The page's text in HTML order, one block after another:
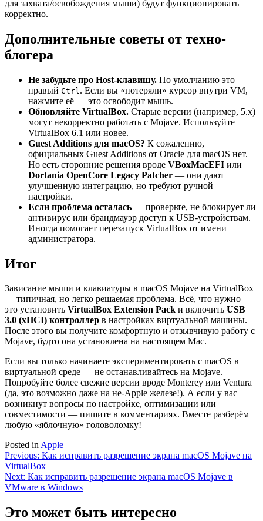
для захвата/освобождения мыши) будут функционировать
корректно.
Дополнительные советы от техно-
блогера
Не забудьте про Host-клавишу. По умолчанию это
правый Ctrl . Если вы «потеряли» курсор внутри VM,
нажмите её — это освободит мышь.
Обновляйте VirtualBox. Старые версии (например, 5.x)
могут некорректно работать с Mojave. Используйте
VirtualBox 6.1 или новее.
Guest Additions для macOS? К сожалению,
официальных Guest Additions от Oracle для macOS нет.
Но есть сторонние решения вроде VBoxMacEFI или
Dortania OpenCore Legacy Patcher — они дают
улучшенную интеграцию, но требуют ручной
настройки.
Если проблема осталась — проверьте, не блокирует ли
антивирус или брандмауэр доступ к USB-устройствам.
Иногда помогает перезапуск VirtualBox от имени
администратора.
Итог
Зависание мыши и клавиатуры в macOS Mojave на VirtualBox
— типичная, но легко решаемая проблема. Всё, что нужно —
это установить VirtualBox Extension Pack и включить USB
3.0 (xHCI) контроллер в настройках виртуальной машины.
После этого вы получите комфортную и отзывчивую работу с
Mojave, будто она установлена на настоящем Mac.
Если вы только начинаете экспериментировать с macOS в
виртуальной среде — не останавливайтесь на Mojave.
Попробуйте более свежие версии вроде Monterey или Ventura
(да, это возможно даже на не-Apple железе!). А если у вас
возникнут вопросы по настройке, оптимизации или
совместимости — пишите в комментариях. Вместе разберём
любую «яблочную» головоломку!
Posted inApple
Навигация
по
записям
Previous: Как исправить разрешение экрана macOS Mojave на
VirtualBox
Next: Как исправить разрешение экрана macOS Mojave в
VMware в Windows
Это может быть интересно